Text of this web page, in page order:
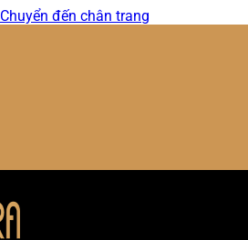
Chuyển đến chân trang